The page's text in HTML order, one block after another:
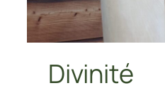
Divinité